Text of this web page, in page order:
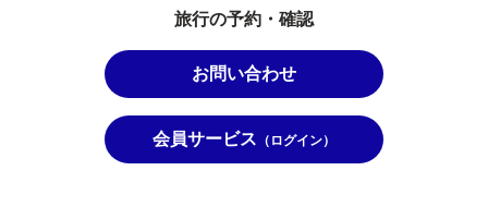
旅行の予約・確認
お問い合わせ
会員サービス （ログイン）